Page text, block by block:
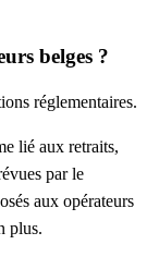
belges ?
réglementaires.
lié aux retraits,
par le
aux opérateurs
plus.